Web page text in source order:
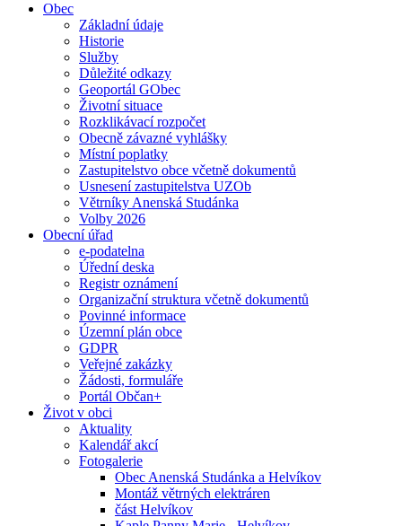
Obec
Základní údaje
Historie
Služby
Důležité odkazy
Geoportál GObec
Životní situace
Rozklikávací rozpočet
Obecně závazné vyhlášky
Místní poplatky
Zastupitelstvo obce včetně dokumentů
Usnesení zastupitelstva UZOb
Větrníky Anenská Studánka
Volby 2026
Obecní úřad
e-podatelna
Úřední deska
Registr oznámení
Organizační struktura včetně dokumentů
Povinné informace
Územní plán obce
GDPR
Veřejné zakázky
Žádosti, formuláře
Portál Občan+
Život v obci
Aktuality
Kalendář akcí
Fotogalerie
Obec Anenská Studánka a Helvíkov
Montáž větrných elektráren
část Helvíkov